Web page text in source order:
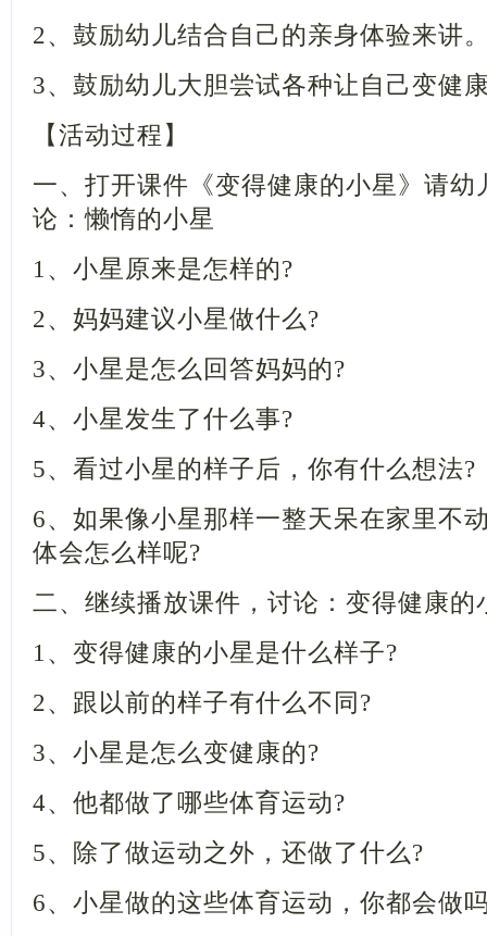
2、鼓励幼儿结合自己的亲身体验
3、鼓励幼儿大胆尝试各种让自己
【活动过程】
一、打开课件《变得健康的小星》请幼
论：懒惰的小星
1、小星原来是怎样的?
2、妈妈建议小星做什么?
3、小星是怎么回答妈妈的?
4、小星发生了什么事?
5、看过小星的样子后，你有什么
6、如果像小星那样一整天呆在家里不
体会怎么样呢?
二、继续播放课件，讨论：变得健
1、变得健康的小星是什么样子?
2、跟以前的样子有什么不同?
3、小星是怎么变健康的?
4、他都做了哪些体育运动?
5、除了做运动之外，还做了什么?
6、小星做的这些体育运动，你都